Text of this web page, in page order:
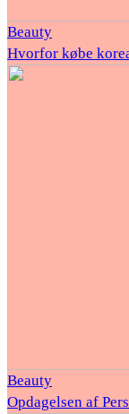
Beauty
Hvorfor købe
Beauty
Opdagelsen af